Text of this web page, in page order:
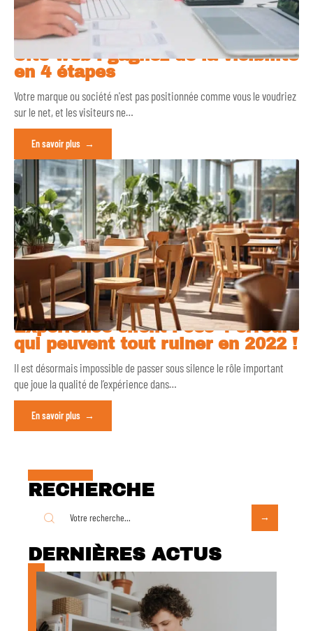
Site web : gagnez de la visibilité
en 4 étapes
Votre marque ou société n'est pas positionnée comme vous le voudriez
sur le net, et les visiteurs ne…
En savoir plus
Expérience client : ces 4 erreurs
qui peuvent tout ruiner en 2022 !
Il est désormais impossible de passer sous silence le rôle important
que joue la qualité de l’expérience dans…
En savoir plus
RECHERCHE
DERNIÈRES ACTUS